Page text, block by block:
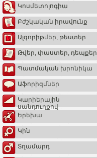
Կոսմետոլոգիա
Բժշկական իրավունք
Ալգորիթմեր, թեստեր
Թվեր, փաստեր, դեպքեր
Պատմական խրոնիկա
Աֆորիզմներ
Կարիերային
սանդուղքով
Երեխա
Կին
Տղամարդ